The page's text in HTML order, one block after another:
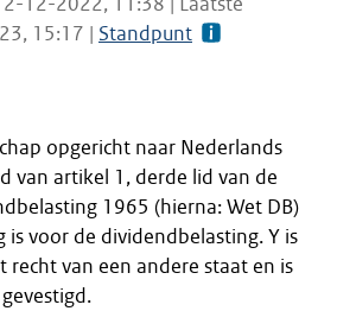
15:17 | Standpunt
opgericht naar Nederlands
van artikel 1, derde lid van de
1965 (hierna: Wet DB)
is voor de dividendbelasting. Y is
recht van een andere staat en is